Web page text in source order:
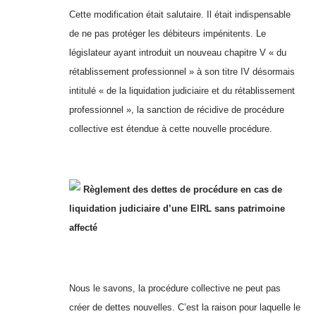
Cette modification était salutaire. Il était indispensable
de ne pas protéger les débiteurs impénitents. Le
législateur ayant introduit un nouveau chapitre V « du
rétablissement professionnel » à son titre IV désormais
intitulé « de la liquidation judiciaire et du rétablissement
professionnel », la sanction de récidive de procédure
collective est étendue à cette nouvelle procédure.
Règlement des dettes de procédure en cas de
liquidation judiciaire d’une EIRL sans patrimoine
affecté
Nous le savons, la procédure collective ne peut pas
créer de dettes nouvelles. C’est la raison pour laquelle le